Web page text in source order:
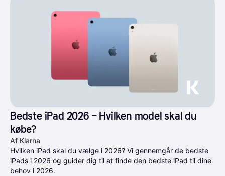
Bedste iPad 2026 – Hvilken model skal du
købe?
Af Klarna
Hvilken iPad skal du vælge i 2026? Vi gennemgår de bedste
iPads i 2026 og guider dig til at finde den bedste iPad til dine
behov i 2026.